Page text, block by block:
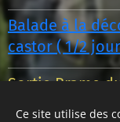
Balade à la
castor ( 1/2
Sortie Brame
Ce site utilise des